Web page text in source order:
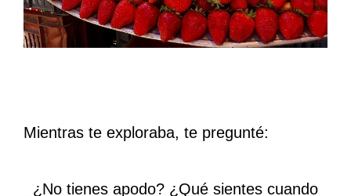
Mientras te exploraba, te pregunté:
¿No tienes apodo? ¿Qué sientes cuando